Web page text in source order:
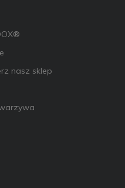
nasz sklep